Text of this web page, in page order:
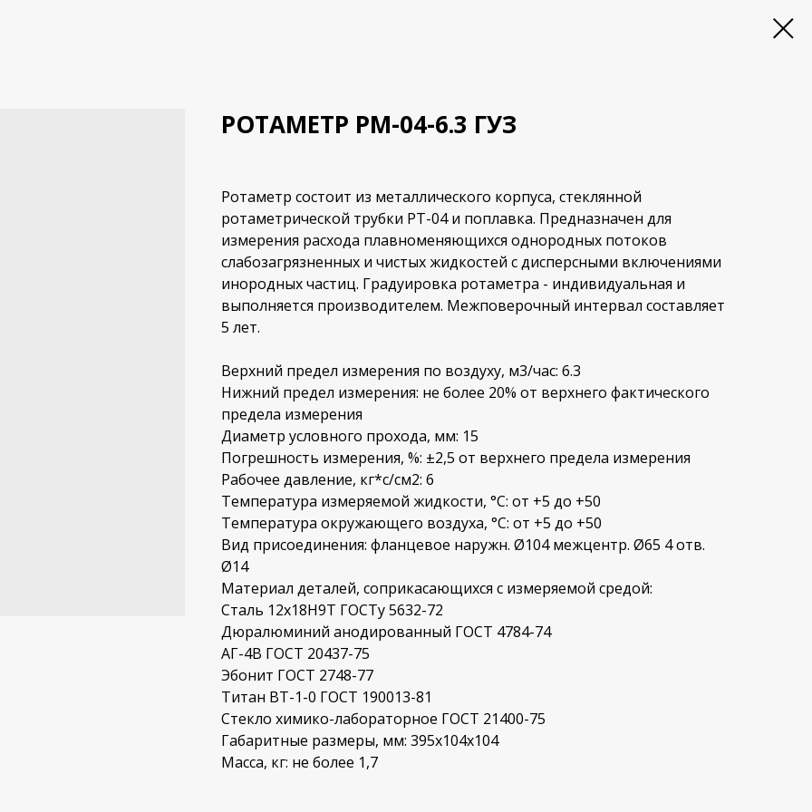
РОТАМЕТР РМ-04-6.3 ГУЗ
Ротаметр состоит из металлического корпуса, стеклянной
ротаметрической трубки РТ-04 и поплавка. Предназначен для
измерения расхода плавноменяющихся однородных потоков
слабозагрязненных и чистых жидкостей с дисперсными включениями
инородных частиц. Градуировка ротаметра - индивидуальная и
выполняется производителем. Межповерочный интервал составляет
5 лет.
Верхний предел измерения по воздуху, м3/час: 6.3
Нижний предел измерения: не более 20% от верхнего фактического
предела измерения
Диаметр условного прохода, мм: 15
Погрешность измерения, %: ±2,5 от верхнего предела измерения
Рабочее давление, кг*с/см2: 6
Температура измеряемой жидкости, °С: от +5 до +50
Температура окружающего воздуха, °С: от +5 до +50
Вид присоединения: фланцевое наружн. Ø104 межцентр. Ø65 4 отв.
Ø14
Материал деталей, соприкасающихся с измеряемой средой:
Сталь 12х18Н9Т ГОСТу 5632-72
Дюралюминий анодированный ГОСТ 4784-74
АГ-4В ГОСТ 20437-75
Эбонит ГОСТ 2748-77
Титан ВТ-1-0 ГОСТ 190013-81
Стекло химико-лабораторное ГОСТ 21400-75
Габаритные размеры, мм: 395х104х104
Масса, кг: не более 1,7